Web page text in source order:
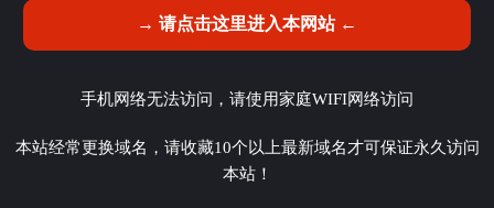
→ 请点击这里进入本网站 ←
手机网络无法访问，请使用家庭WIFI网络访问
本站经常更换域名，请收藏10个以上最新域名才可保证永久访问
本站！